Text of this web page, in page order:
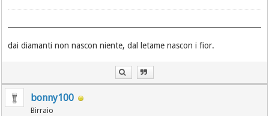
dai diamanti non nascon niente, dal letame nascon i fior.
bonny100
Birraio